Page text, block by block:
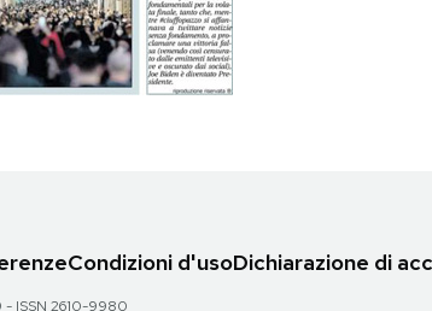
Condizioni d'usoDichiarazione di
ISSN 2610-9980